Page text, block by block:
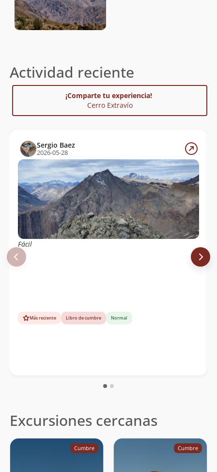
Actividad reciente
¡Comparte tu experiencia!
Cerro Extravío
Sergio Baez
2026-05-28
Fácil
Más reciente Libro de cumbre Normal
Excursiones cercanas
Cumbre Cumbre